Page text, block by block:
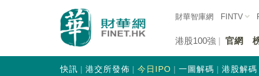
財華智庫網 FINTV
港股100強 官網
快訊 港交所發佈 今日IPO 一圖解碼 港股解碼